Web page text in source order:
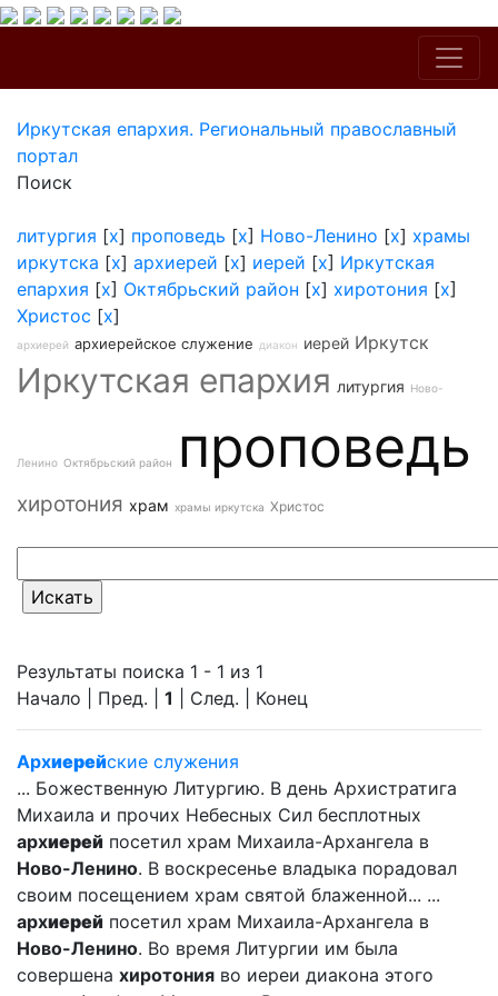
Иркутская епархия. Региональный православный
портал
Поиск
литургия [x] проповедь [x] Ново-Ленино [x] храмы
иркутска [x] архиерей [x] иерей [x] Иркутская
епархия [x] Октябрьский район [x] хиротония [x]
Христос [x]
архиерей архиерейское служение диакон иерей Иркутск
Иркутская епархия литургия Ново-
Ленино Октябрьский район проповедь
хиротония храм храмы иркутска Христос
Результаты поиска 1 - 1 из 1
Начало | Пред. | 1 | След. | Конец
Архиерейские служения
... Божественную Литургию. В день Архистратига
Михаила и прочих Небесных Сил бесплотных
архиерей посетил храм Михаила-Архангела в
Ново-Ленино. В воскресенье владыка порадовал
своим посещением храм святой блаженной... ...
архиерей посетил храм Михаила-Архангела в
Ново-Ленино. Во время Литургии им была
совершена хиротония во иереи диакона этого